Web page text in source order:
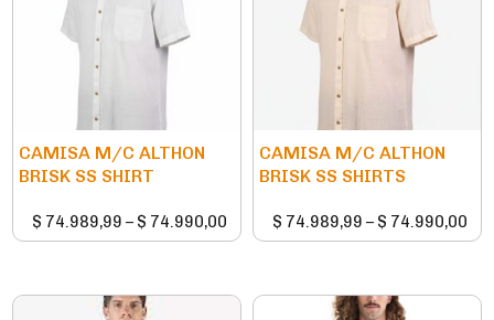
CAMISA M/C ALTHON
BRISK SS SHIRT
$ 74.989,99 – $ 74.990,00
CAMISA M/C ALTHON
BRISK SS SHIRTS
$ 74.989,99 – $ 74.990,00